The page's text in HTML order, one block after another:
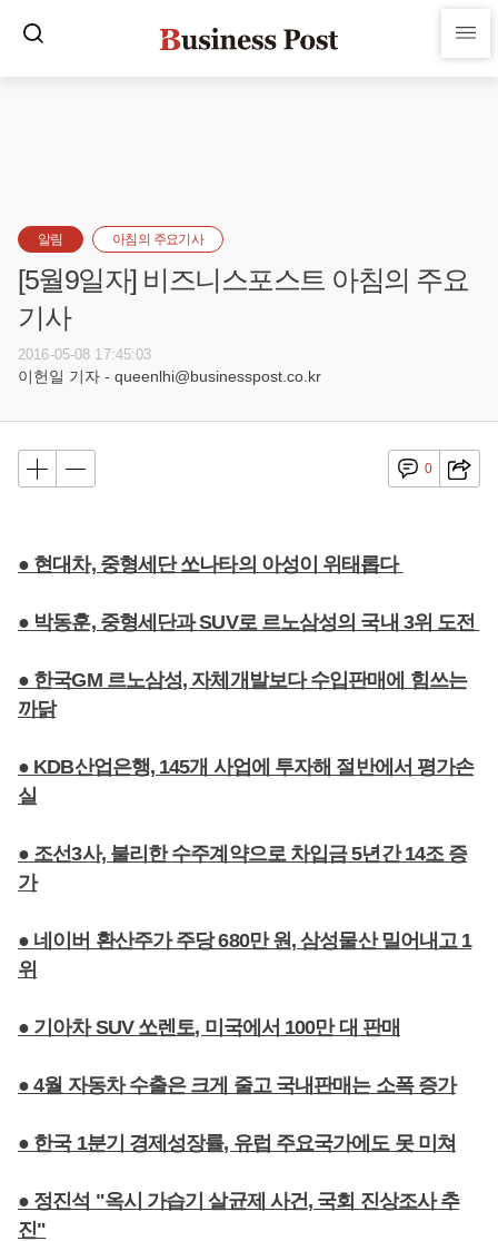
알림 아침의 주요기사
[5월9일자] 비즈니스포스트 아침의 주요
기사
2016-05-08 17:45:03
이헌일 기자 - queenlhi@businesspost.co.kr
0
● 현대차, 중형세단 쏘나타의 아성이 위태롭다
● 박동훈, 중형세단과 SUV로 르노삼성의 국내 3위 도전
● 한국GM 르노삼성, 자체개발보다 수입판매에 힘쓰는
까닭
● KDB산업은행, 145개 사업에 투자해 절반에서 평가손
실
● 조선3사, 불리한 수주계약으로 차입금 5년간 14조 증
가
● 네이버 환산주가 주당 680만 원, 삼성물산 밀어내고 1
위
● 기아차 SUV 쏘렌토, 미국에서 100만 대 판매
● 4월 자동차 수출은 크게 줄고 국내판매는 소폭 증가
● 한국 1분기 경제성장률, 유럽 주요국가에도 못 미쳐
● 정진석 "옥시 가습기 살균제 사건, 국회 진상조사 추
진"